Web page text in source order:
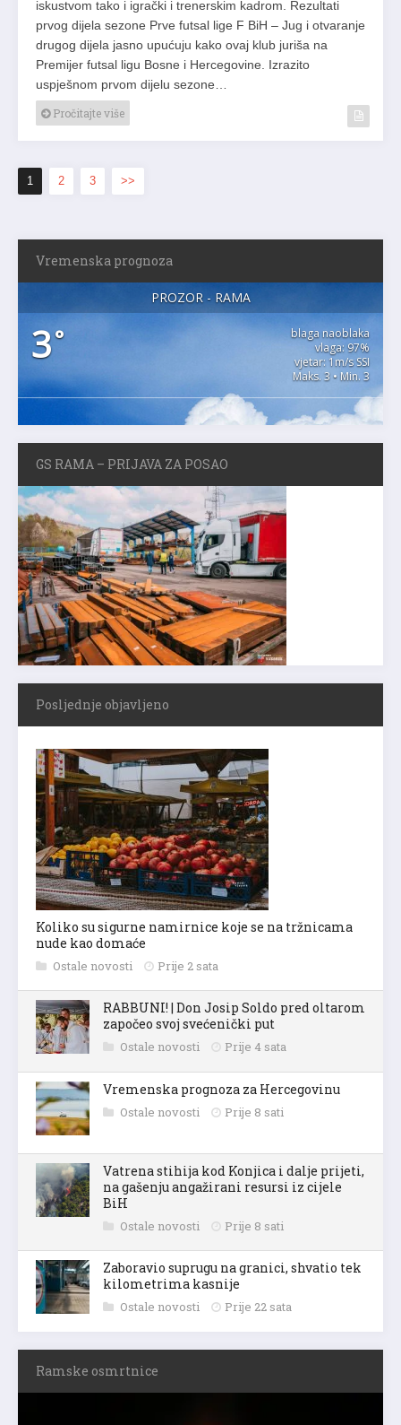
iskustvom tako i igrački i trenerskim kadrom. Rezultati
prvog dijela sezone Prve futsal lige F BiH – Jug i otvaranje
drugog dijela jasno upućuju kako ovaj klub juriša na
Premijer futsal ligu Bosne i Hercegovine. Izrazito
uspješnom prvom dijelu sezone…
Pročitajte više
1 2 3 >>
Vremenska prognoza
PROZOR - RAMA
3°
blaga naoblaka
vlaga: 97%
vjetar: 1m/s SSI
Maks. 3 • Min. 3
GS RAMA – PRIJAVA ZA POSAO
Posljednje objavljeno
Koliko su sigurne namirnice koje se na tržnicama
nude kao domaće
Ostale novosti Prije 2 sata
RABBUNI! | Don Josip Soldo pred oltarom
započeo svoj svećenički put
Ostale novosti Prije 4 sata
Vremenska prognoza za Hercegovinu
Ostale novosti Prije 8 sati
Vatrena stihija kod Konjica i dalje prijeti,
na gašenju angažirani resursi iz cijele
BiH
Ostale novosti Prije 8 sati
Zaboravio suprugu na granici, shvatio tek
kilometrima kasnije
Ostale novosti Prije 22 sata
Ramske osmrtnice